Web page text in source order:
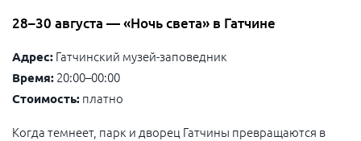
28–30 августа — «Ночь света» в Гатчине
Адрес: Гатчинский музей-заповедник
Время: 20:00–00:00
Стоимость: платно
Когда темнеет, парк и дворец Гатчины превращаются в